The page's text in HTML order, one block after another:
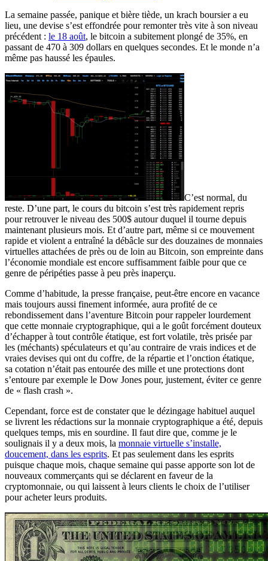
La semaine passée, panique et bière tiède, un krach boursier a eu
lieu, une devise s’est effondrée pour remonter très vite à son niveau
précédent : le 18 août, le bitcoin a subitement plongé de 35%, en
passant de 470 à 309 dollars en quelques secondes. Et le monde n’a
même pas haussé les épaules.
C’est normal, du
reste. D’une part, le cours du bitcoin s’est très rapidement repris
pour retrouver le niveau des 500$ autour duquel il tourne depuis
maintenant plusieurs mois. Et d’autre part, même si ce mouvement
rapide et violent a entraîné la débâcle sur des douzaines de monnaies
virtuelles attachées de près ou de loin au Bitcoin, son empreinte dans
l’économie mondiale est encore suffisamment faible pour que ce
genre de péripéties passe à peu près inaperçu.
Comme d’habitude, la presse française, peut-être encore en vacance
mais toujours aussi finement informée, aura profité de ce
rebondissement dans l’aventure Bitcoin pour rappeler lourdement
que cette monnaie cryptographique, qui a le goût forcément douteux
d’échapper à tout contrôle étatique, est fort volatile, très prisée par
les (méchants) spéculateurs et qu’au contraire de vrais indices et de
vraies devises qui ont du coffre, de la répartie et l’onction étatique,
sa cotation n’était pas entourée des mille et une protections dont
s’entoure par exemple le Dow Jones pour, justement, éviter ce genre
de « flash crash ».
Cependant, force est de constater que le dézingage habituel auquel
se livrent les rédactions sur la monnaie cryptographique a été, depuis
quelques temps, mis en sourdine. Il faut dire que, comme je le
soulignais il y a deux mois, la monnaie virtuelle s’installe,
doucement, dans les esprits. Et pas seulement dans les esprits
puisque chaque mois, chaque semaine qui passe apporte son lot de
nouveaux commerçants qui se déclarent en faveur de la
cryptomonnaie, ou qui laissent à leurs clients le choix de l’utiliser
pour acheter leurs produits.